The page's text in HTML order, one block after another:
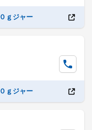
ｇジャー
ｇジャー